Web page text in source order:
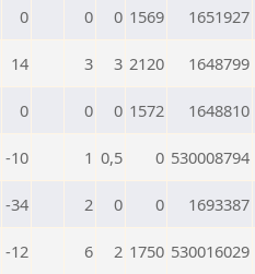
0 0 0 1569 1651927
14 3 3 2120 1648799
0 0 0 1572 1648810
-10 1 0,5 0 530008794
-34 2 0 0 1693387
-12 6 2 1750 530016029